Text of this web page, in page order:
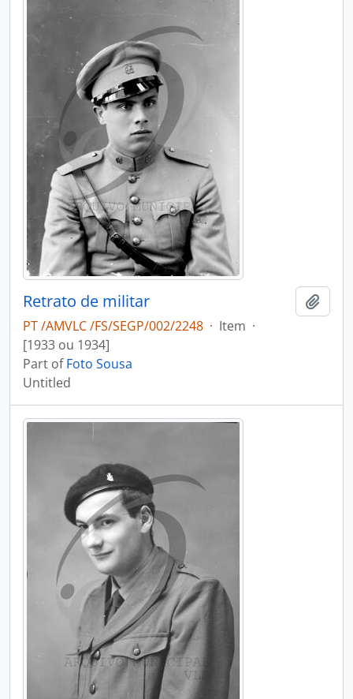
Retrato de militar
PT /AMVLC /FS/SEGP/002/2248 · Item ·
[1933 ou 1934]
Part ofFoto Sousa
Untitled